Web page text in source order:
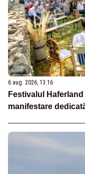
6 aug. 2026, 13:16
Festivalul
manifestare